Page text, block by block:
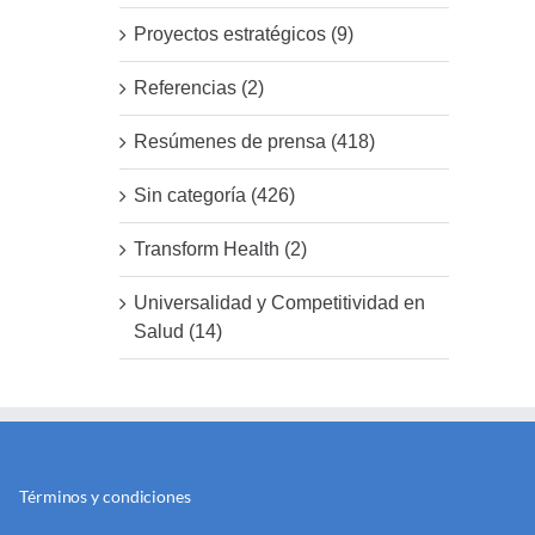
Proyectos estratégicos (9)
Referencias (2)
Resúmenes de prensa (418)
Sin categoría (426)
Transform Health (2)
Universalidad y Competitividad en
Salud (14)
Términos y condiciones